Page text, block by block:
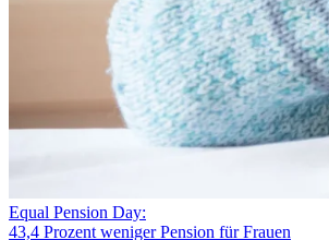
Equal Pension Day:
43,4 Prozent weniger Pension für Frauen